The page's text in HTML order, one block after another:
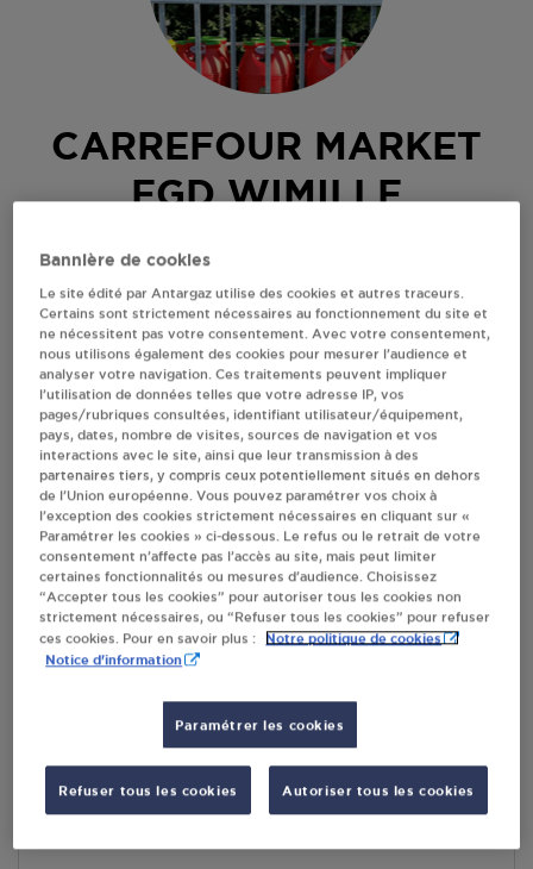
CARREFOUR MARKET
EGD WIMILLE
RUE DE LA GARE
62126 WIMILLE
Revendeur de bouteilles de gaz
S'Y RENDRE
AFFICHER LE TÉLÉPHONE
RECEVOIR LES COORDONNÉES DU REVENDEUR
En cliquant sur « S’y rendre », j’autorise le traitement
d’informations (dont mon adresse IP) et leur transfert hors UE
par Google Maps afin d’afficher la carte.
En savoir plus
Accès
Bannière de cookies
Le site édité par Antargaz utilise des cookies et autres traceurs.
Certains sont strictement nécessaires au fonctionnement du site et
ne nécessitent pas votre consentement. Avec votre consentement,
nous utilisons également des cookies pour mesurer l’audience et
analyser votre navigation. Ces traitements peuvent impliquer
l’utilisation de données telles que votre adresse IP, vos
pages/rubriques consultées, identifiant utilisateur/équipement,
pays, dates, nombre de visites, sources de navigation et vos
interactions avec le site, ainsi que leur transmission à des
partenaires tiers, y compris ceux potentiellement situés en dehors
de l’Union européenne. Vous pouvez paramétrer vos choix à
l’exception des cookies strictement nécessaires en cliquant sur «
Paramétrer les cookies » ci-dessous. Le refus ou le retrait de votre
consentement n’affecte pas l’accès au site, mais peut limiter
certaines fonctionnalités ou mesures d’audience. Choisissez
“Accepter tous les cookies” pour autoriser tous les cookies non
strictement nécessaires, ou “Refuser tous les cookies” pour refuser
ces cookies. Pour en savoir plus :
Notre politique de cookies
Notice d'information
Paramétrer les cookies
Refuser tous les cookies Autoriser tous les cookies